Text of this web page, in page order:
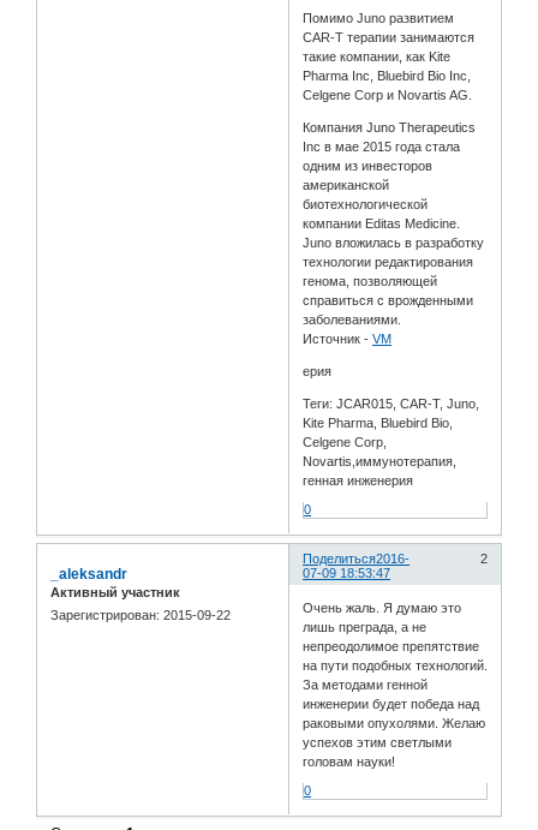
Помимо Juno развитием
CAR-T терапии занимаются
такие компании, как Kite
Pharma Inc, Bluebird Bio Inc,
Celgene Corp и Novartis AG.
Компания Juno Therapeutics
Inc в мае 2015 года стала
одним из инвесторов
американской
биотехнологической
компании Editas Medicine.
Juno вложилась в разработку
технологии редактирования
генома, позволяющей
справиться с врожденными
заболеваниями.
Источник -VM
ерия
Теги: JCAR015, CAR-T, Juno,
Kite Pharma, Bluebird Bio,
Celgene Corp,
Novartis,иммунотерапия,
генная инженерия
0
Поделиться 2
2016-
07-09 18:53:47
_aleksandr
Активный участник
Зарегистрирован: 2015-09-22
Очень жаль. Я думаю это
лишь преграда, а не
непреодолимое препятствие
на пути подобных технологий.
За методами генной
инженерии будет победа над
раковыми опухолями. Желаю
успехов этим светлыми
головам науки!
0